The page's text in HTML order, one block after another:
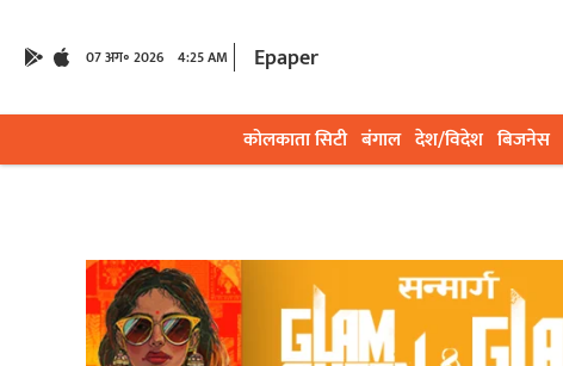
07 अग॰ 2026 4:25 AM Epaper
कोलकाता सिटी बंगाल देश/विदेश बिजनेस